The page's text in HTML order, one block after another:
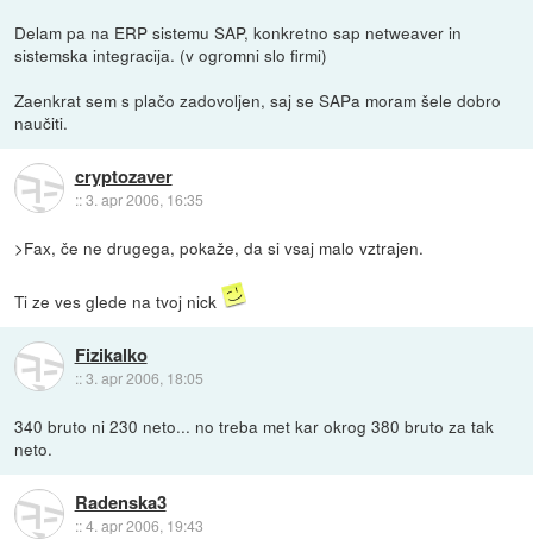
Delam pa na ERP sistemu SAP, konkretno sap netweaver in
sistemska integracija. (v ogromni slo firmi)
Zaenkrat sem s plačo zadovoljen, saj se SAPa moram šele dobro
naučiti.
cryptozaver
::3. apr 2006, 16:35
>Fax, če ne drugega, pokaže, da si vsaj malo vztrajen.
Ti ze ves glede na tvoj nick
Fizikalko
::3. apr 2006, 18:05
340 bruto ni 230 neto... no treba met kar okrog 380 bruto za tak
neto.
Radenska3
::4. apr 2006, 19:43